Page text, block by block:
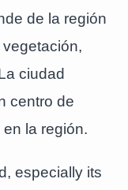
de la región
ciudad
centro de
la región.
especially its